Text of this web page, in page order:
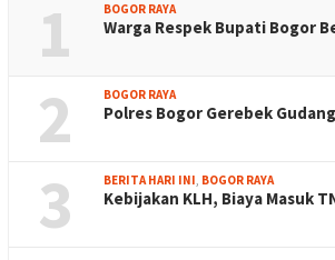
1 BOGOR RAYA
Warga Respek Bupati Bogor
2 BOGOR RAYA
Polres Bogor Gerebek
3 BERITA HARI INI, BOGOR RAYA
Kebijakan KLH, Biaya Masuk